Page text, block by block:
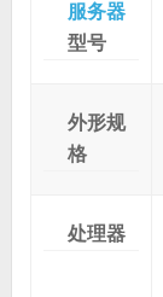
服务器
型号
外形规
格
处理器